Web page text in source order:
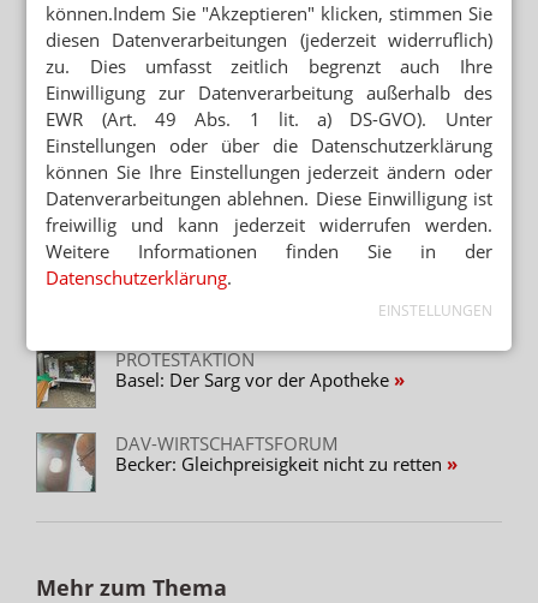
können.Indem Sie "Akzeptieren" klicken, stimmen Sie
diesen Datenverarbeitungen (jederzeit widerruflich)
zu. Dies umfasst zeitlich begrenzt auch Ihre
Einwilligung zur Datenverarbeitung außerhalb des
EWR (Art. 49 Abs. 1 lit. a) DS-GVO). Unter
Einstellungen oder über die Datenschutzerklärung
können Sie Ihre Einstellungen jederzeit ändern oder
Datenverarbeitungen ablehnen. Diese Einwilligung ist
freiwillig und kann jederzeit widerrufen werden.
Weitere Informationen finden Sie in der
Datenschutzerklärung.
EINSTELLUNGEN
APOTHEKENSTÄRKUNGSGESETZ
TK will Einzelverträge mit Apotheken schließen
KBV-STELLUNGNAHME
Ärzte: Kein Impfen, kein Dauerrezept, keine 20
Cent
BETRIEBSERGEBNISSE 2018
Erträge fallen auf AMNOG-Niveau
SCHWEIZ
Protestaktion: Apotheker bedienen in Schwarz
PROTESTAKTION
Basel: Der Sarg vor der Apotheke
DAV-WIRTSCHAFTSFORUM
Becker: Gleichpreisigkeit nicht zu retten
Mehr zum Thema